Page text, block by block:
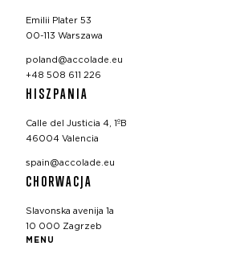
Emilii Plater 53
00-113 Warszawa
poland@accolade.eu
+48 508 611 226
HISZPANIA
Calle del Justicia 4, 1ºB
46004 Valencia
spain@accolade.eu
CHORWACJA
Slavonska avenija 1a
10 000 Zagrzeb
MENU